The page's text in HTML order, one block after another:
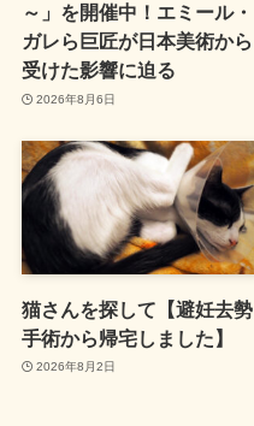
～」を開催中！エミール・
ガレら巨匠が日本美術から
受けた影響に迫る
2026年8月6日
猫さんを探して【避妊去勢
手術から帰宅しました】
2026年8月2日